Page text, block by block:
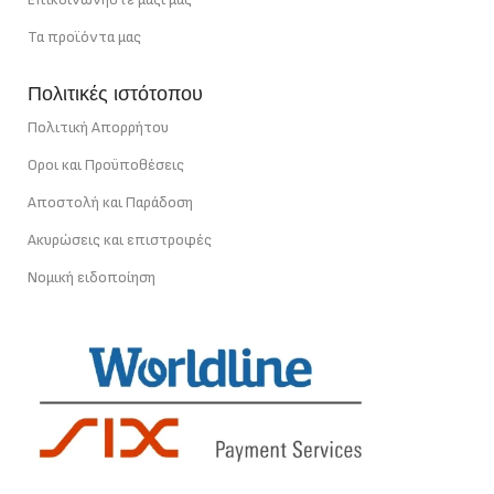
Τα προϊόντα μας
Πολιτικές ιστότοπου
Πολιτική Απορρήτου
Οροι και Προϋποθέσεις
Αποστολή και Παράδοση
Ακυρώσεις και επιστροφές
Νομική ειδοποίηση